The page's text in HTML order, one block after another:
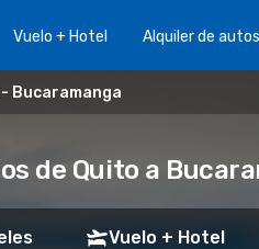
Vuelo + Hotel Alquiler de autos
Bucaramanga
de Quito a
Vuelo + Hotel